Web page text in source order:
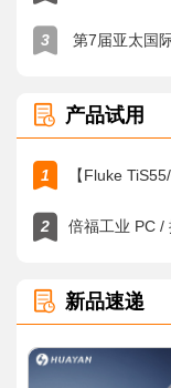
3 第7届亚太国
产品试用
1 【Fluke
2 倍福工业 PC /
新品速递